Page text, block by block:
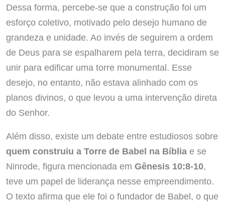
Dessa forma, percebe-se que a construção foi um
esforço coletivo, motivado pelo desejo humano de
grandeza e unidade. Ao invés de seguirem a ordem
de Deus para se espalharem pela terra, decidiram se
unir para edificar uma torre monumental. Esse
desejo, no entanto, não estava alinhado com os
planos divinos, o que levou a uma intervenção direta
do Senhor.
Além disso, existe um debate entre estudiosos sobre
quem construiu a Torre de Babel na Bíbliae se
Ninrode, figura mencionada em Gênesis 10:8-10,
teve um papel de liderança nesse empreendimento.
O texto afirma que ele foi o fundador de Babel, o que